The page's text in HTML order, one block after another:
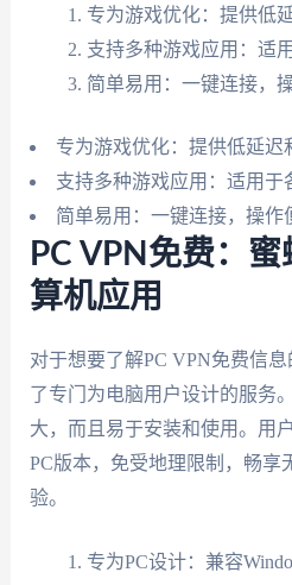
专为游戏优化：提供低
支持多种游戏应用：适
简单易用：一键连接，
专为游戏优化：提供低延迟
支持多种游戏应用：适用于
简单易用：一键连接，操作
PC VPN免费：
算机应用
对于想要了解PC VPN免费信
了专门为电脑用户设计的服务
大，而且易于安装和使用。用
PC版本，免受地理限制，畅享
验。
专为PC设计：兼容